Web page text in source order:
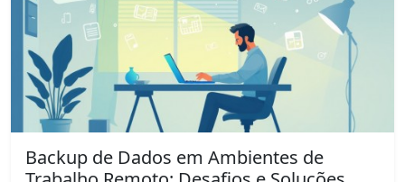
Backup de Dados em Ambientes de